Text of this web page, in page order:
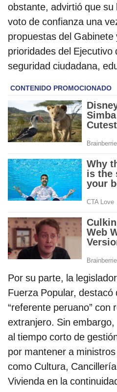
obstante, advirtió que
voto de confianza una
propuestas del Gabinete
prioridades del Ejecutivo
seguridad ciudadana,
Por su parte, la
Fuerza Popular, destacó
“referente peruano” con
extranjero. Sin
al tiempo corto de
por mantener a
como Cultura,
Vivienda en la